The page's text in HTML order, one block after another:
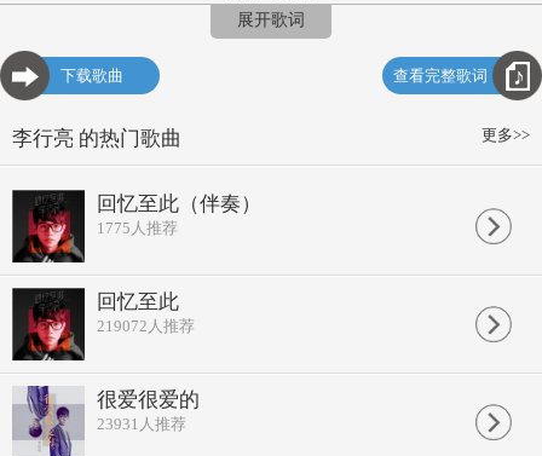
像很多爱情的开始那天风轻云淡
在你抬头的一瞬间和你四目相对的瞬间
当故事最后被讲到已经尘埃落定
在候机大厅我和你含泪说着珍重
这一幕离别场景每每回忆至此
不能如愿走完这一生
相遇美如电影满心期待憧憬
最终也只能陪你这一程
那些褪色的梦和你清澈笑容
如今想起依然隐隐作痛
当故事最后被讲到已经尘埃落定
展开歌词
下载歌曲 查看完整歌词
更多>>
李行亮 的热门歌曲
回忆至此（伴奏）
1775 人推荐
回忆至此
219072 人推荐
很爱很爱的
23931 人推荐